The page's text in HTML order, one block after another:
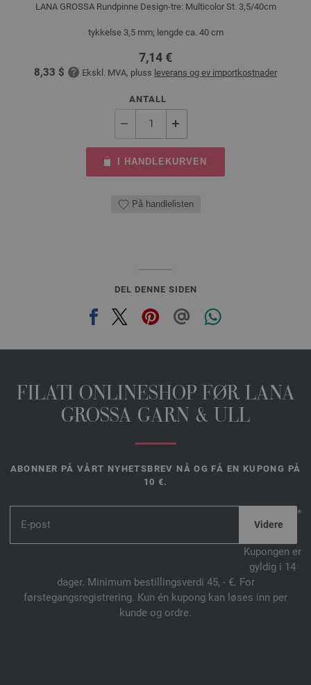
LANA GROSSA Rundpinne Design-tre: Multicolor St. 3,5/40cm
tykkelse 3,5 mm; lengde ca. 40 cm
7,14 €
8,33 $ Ekskl. MVA, pluss leverans og ev importkostnader
ANTALL
I HANDLEKURVEN
På handlelisten
DEL DENNE SIDEN
FILATI ONLINESHOP FØR LANA
GROSSA GARN & ULL
ABONNER PÅ VÅRT NYHETSBREV NÅ OG FÅ EN KUPONG PÅ
10 €.
*
Kupongen er
gyldig i 14
dager. Minimum bestillingsverdi 45, - €. For
førstegangsregistrering. Kun én kupong kan løses inn per
kunde og ordre.